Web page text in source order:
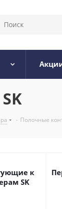
- Полочные
к
SK